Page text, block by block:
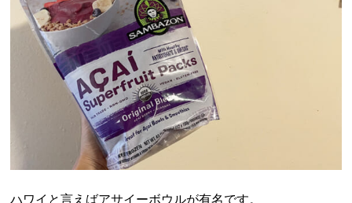
ハワイと言えばアサイーボウルが有名です。